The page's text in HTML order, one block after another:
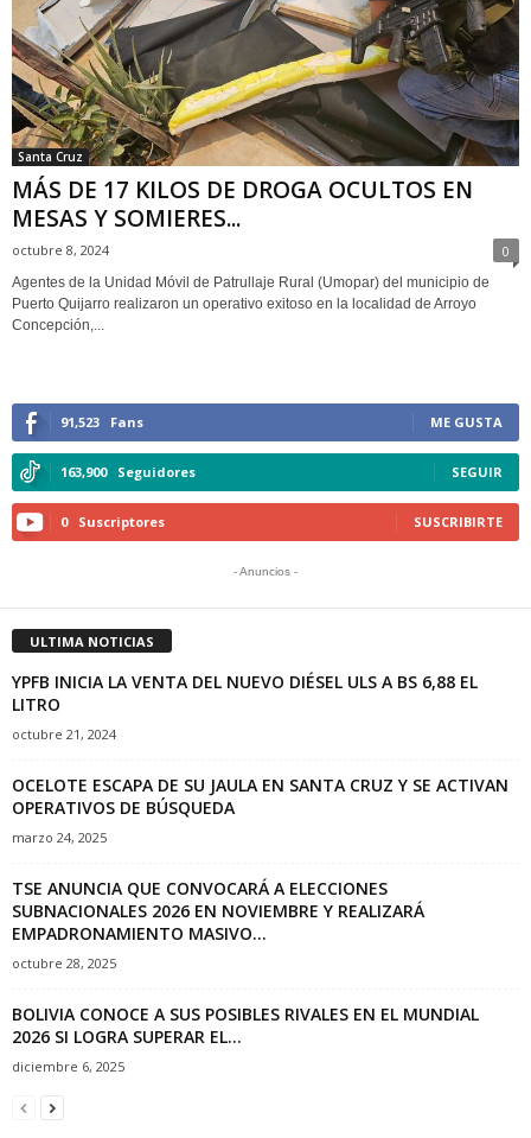
Santa Cruz
MÁS DE 17 KILOS DE DROGA OCULTOS EN
MESAS Y SOMIERES...
octubre 8, 2024 0
Agentes de la Unidad Móvil de Patrullaje Rural (Umopar) del municipio de
Puerto Quijarro realizaron un operativo exitoso en la localidad de Arroyo
Concepción,...
91,523 Fans ME GUSTA
163,900 Seguidores SEGUIR
0 Suscriptores SUSCRIBIRTE
- Anuncios -
ULTIMA NOTICIAS
YPFB INICIA LA VENTA DEL NUEVO DIÉSEL ULS A BS 6,88 EL
LITRO
octubre 21, 2024
OCELOTE ESCAPA DE SU JAULA EN SANTA CRUZ Y SE ACTIVAN
OPERATIVOS DE BÚSQUEDA
marzo 24, 2025
TSE ANUNCIA QUE CONVOCARÁ A ELECCIONES
SUBNACIONALES 2026 EN NOVIEMBRE Y REALIZARÁ
EMPADRONAMIENTO MASIVO...
octubre 28, 2025
BOLIVIA CONOCE A SUS POSIBLES RIVALES EN EL MUNDIAL
2026 SI LOGRA SUPERAR EL...
diciembre 6, 2025